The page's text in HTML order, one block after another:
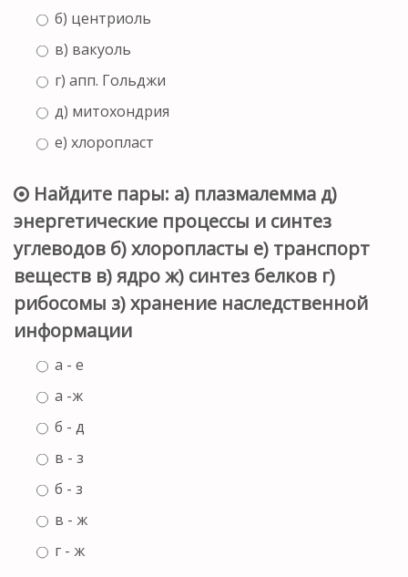
б) центриоль
в) вакуоль
г) апп. Гольджи
д) митохондрия
е) хлоропласт
Найдите пары: а) плазмалемма д)
энергетические процессы и синтез
углеводов б) хлоропласты е) транспорт
веществ в) ядро ж) синтез белков г)
рибосомы з) хранение наследственной
информации
а - е
а -ж
б - д
в - з
б - з
в - ж
г - ж